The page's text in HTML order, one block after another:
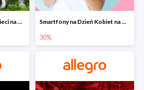
Wiosenne okazje dla dzieci na Allegro do -60% Smartfony na Dzień Kobiet na Allegro do -30%
30%